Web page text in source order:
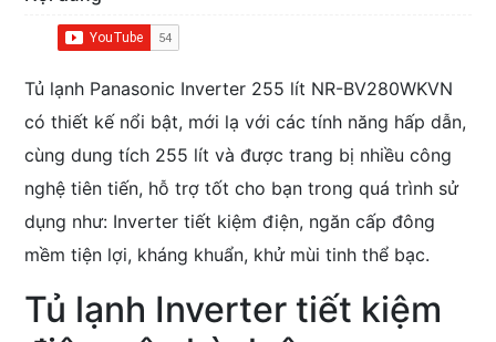
Tủ lạnh Panasonic Inverter 255 lít NR-BV280WKVN
có thiết kế nổi bật, mới lạ với các tính năng hấp dẫn,
cùng dung tích 255 lít và được trang bị nhiều công
nghệ tiên tiến, hỗ trợ tốt cho bạn trong quá trình sử
dụng như: Inverter tiết kiệm điện, ngăn cấp đông
mềm tiện lợi, kháng khuẩn, khử mùi tinh thể bạc.
Tủ lạnh Inverter tiết kiệm